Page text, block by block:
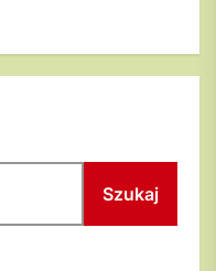
Szukaj